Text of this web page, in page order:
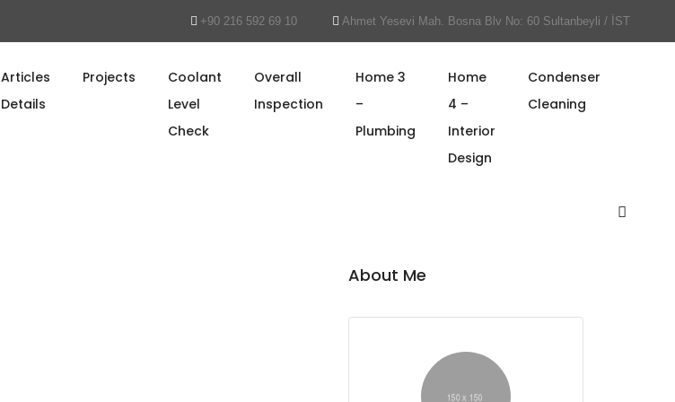
+90 216 592 69 10 Ahmet Yesevi Mah. Bosna Blv No: 60 Sultanbeyli / İST
Articles
Details
Projects
Coolant
Level
Check
Overall
Inspection
Home 3
–
Plumbing
Home
4 –
Interior
Design
Condenser
Cleaning
Search posts
About Me